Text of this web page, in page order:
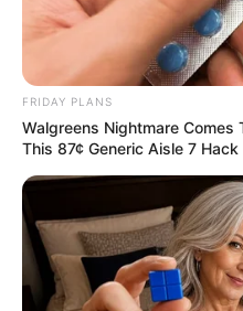
FRIDAY PLANS
Walgreens Nightmare Comes
This 87¢ Generic Aisle 7 Hack